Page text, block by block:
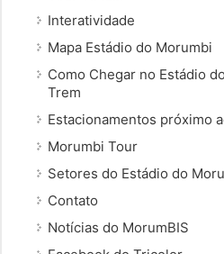
Interatividade
Mapa Estádio do Morumbi
Como Chegar no Estádio
Trem
Estacionamentos próximo
Morumbi Tour
Setores do Estádio do
Contato
Notícias do MorumBIS